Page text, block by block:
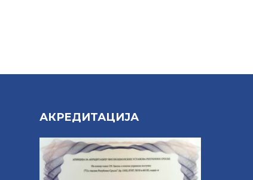
АКРЕДИТАЦИЈА